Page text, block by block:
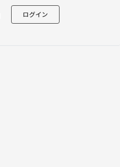
ログイン